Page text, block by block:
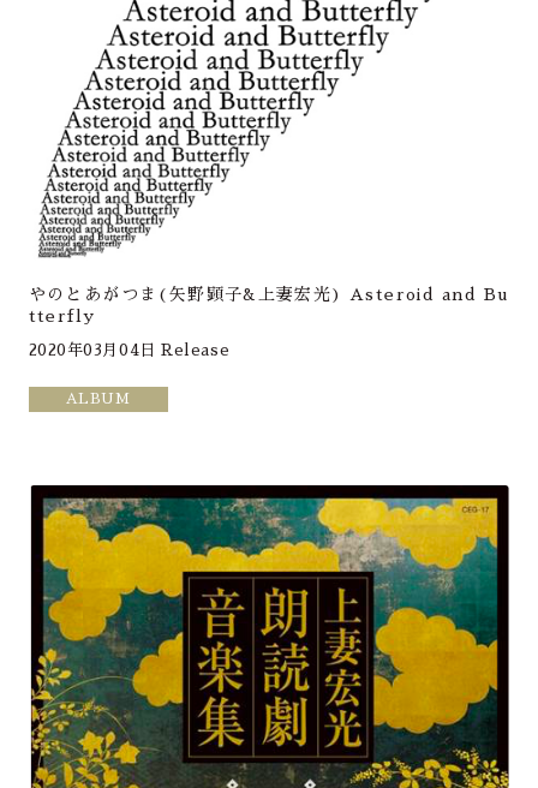
やのとあがつま(矢野顕子&上妻宏光) Asteroid and Bu
tterfly
2020年03月04日 Release
ALBUM